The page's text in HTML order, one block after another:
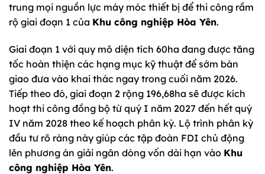
trung mọi nguồn lực máy móc thiết bị để thi công rầm
rộ giai đoạn 1 của Khu công nghiệp Hòa Yên.
Giai đoạn 1 với quy mô diện tích 60ha đang được tăng
tốc hoàn thiện các hạng mục kỹ thuật để sớm bàn
giao đưa vào khai thác ngay trong cuối năm 2026.
Tiếp theo đó, giai đoạn 2 rộng 196,68ha sẽ được kích
hoạt thi công đồng bộ từ quý I năm 2027 đến hết quý
IV năm 2028 theo kế hoạch phân kỳ. Lộ trình phân kỳ
đầu tư rõ ràng này giúp các tập đoàn FDI chủ động
lên phương án giải ngân dòng vốn dài hạn vào Khu
công nghiệp Hòa Yên.